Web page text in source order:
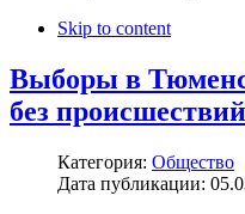
Skip to content
Выборы в
без происшествий
Категория: Общество
Дата публикации: